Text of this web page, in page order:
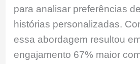
para analisar preferências
histórias personalizadas.
essa abordagem resultou
engajamento 67% maior